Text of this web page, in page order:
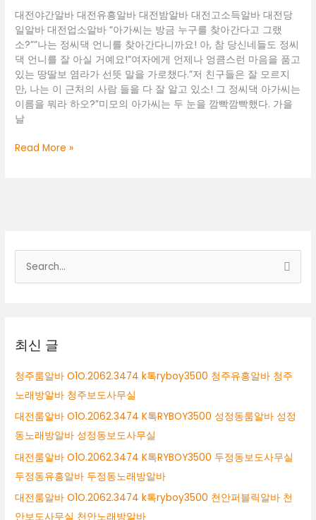
대전야간알바 대전유흥알바 대전밤알바 대전고소득알바 대전당
일알바 대전업소알바 “아가씨는 방금 누구를 찾아간다고 그랬
소?””나는 정씨댁 언니를 찾아간다니까요! 아, 참 당신네들도 정씨
댁 언니를 잘 아실 거예요!”여자에게 언제나 엉큼스런 마음을 품고
있는 땅딸보 염라가 선뜻 말을 가로챘다.”저 친구들은 잘 모르지
만, 나는 이 근처의 사람 들을 다 잘 알고 있소! 그 정씨댁 아가씨는
이름을 뭐라 하오?”미모의 아가씨는 두 눈을 깜빡깜빡했다. 가을
날
대
Read More »
최신 글
청주룸알바 O1O.2062.3474 k톡ryboy3500 청주유흥알바 청주
노래방알바 청주보도사무실
대전룸알바 O1O.2062.3474 K톡RYBOY3500 성정동룸알바 성정
동노래방알바 성정동보도사무실
대전룸알바 O1O.2062.3474 K톡RYBOY3500 두정동보도사무실
두정동유흥알바 두정동노래방알바
대전룸알바 O1O.2062.3474 k톡ryboy3500 천안퍼블릭알바 천
안보도사무실 천안노래방알바